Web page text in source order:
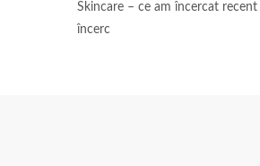
Skincare – ce am încercat recent
încerc